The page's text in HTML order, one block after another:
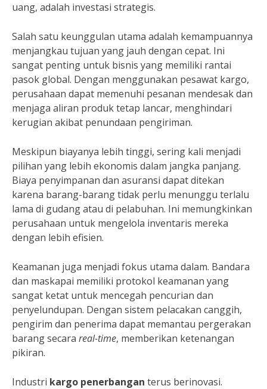
uang, adalah investasi strategis.
Salah satu keunggulan utama adalah kemampuannya
menjangkau tujuan yang jauh dengan cepat. Ini
sangat penting untuk bisnis yang memiliki rantai
pasok global. Dengan menggunakan pesawat kargo,
perusahaan dapat memenuhi pesanan mendesak dan
menjaga aliran produk tetap lancar, menghindari
kerugian akibat penundaan pengiriman.
Meskipun biayanya lebih tinggi, sering kali menjadi
pilihan yang lebih ekonomis dalam jangka panjang.
Biaya penyimpanan dan asuransi dapat ditekan
karena barang-barang tidak perlu menunggu terlalu
lama di gudang atau di pelabuhan. Ini memungkinkan
perusahaan untuk mengelola inventaris mereka
dengan lebih efisien.
Keamanan juga menjadi fokus utama dalam. Bandara
dan maskapai memiliki protokol keamanan yang
sangat ketat untuk mencegah pencurian dan
penyelundupan. Dengan sistem pelacakan canggih,
pengirim dan penerima dapat memantau pergerakan
barang secara real-time, memberikan ketenangan
pikiran.
Industri kargo penerbangan terus berinovasi.